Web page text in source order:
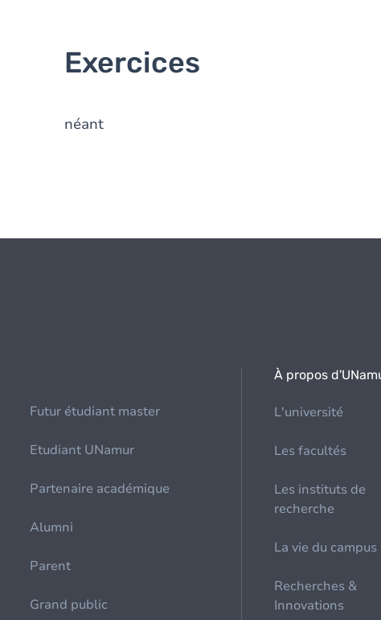
Exercices
néant
Futur étudiant master
Etudiant UNamur
Partenaire académique
Alumni
Parent
Grand public
À propos
L'université
Les facultés
Les instituts de
recherche
La vie du campus
Recherches &
Innovations